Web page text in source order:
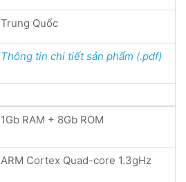
Trung Quốc
Thông tin chi tiết sản phẩm (.pdf)
1Gb RAM + 8Gb ROM
ARM Cortex Quad-core 1.3gHz